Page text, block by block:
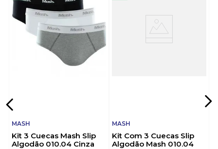
Sobre a Marca:
Combinando conforto e estilo, a Mash cria peças
que despertam os sentidos e elevam o jogo da
sedução. Feitas com tecidos de alta qualidade,
essas cuecas abraçam o corpo masculino de forma
irresistível, realçando suas melhores características.
Seja para uma noite especial ou para se sentir
MASH
Kit 3 Cuecas Mash Slip
Algodão 010.04 Cinza
MASH
Kit Com 3 Cuecas Slip
Algodão Mash 010.04